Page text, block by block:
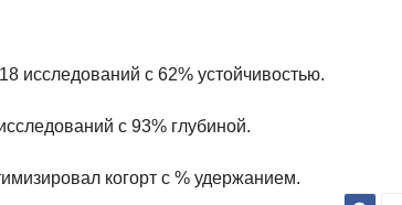
исследований с 62% устойчивостью.
с 93% глубиной.
когорт с % удержанием.